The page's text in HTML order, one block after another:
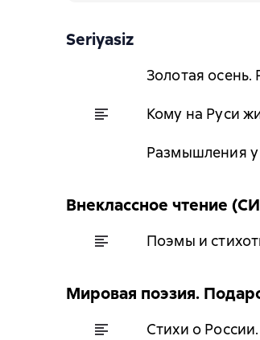
Seriyasiz
Золотая осень.
Кому на Руси
Размышления
Внеклассное чтение
Поэмы и
Мировая поэзия.
Стихи о